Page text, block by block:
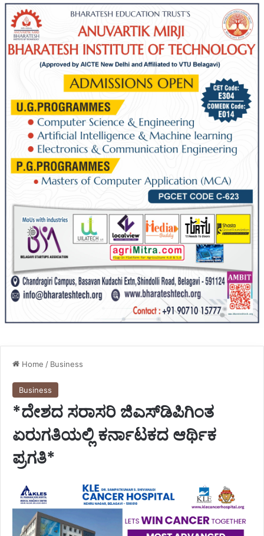
Home / Business
Business
*ದೇಶದ ಸರಾಸರಿ ಜಿಎಸ್‌ಡಿಪಿಗಿಂತ
ಏರುಗತಿಯಲ್ಲಿ ಕರ್ನಾಟಕದ ಆರ್ಥಿಕ
ಪ್ರಗತಿ*